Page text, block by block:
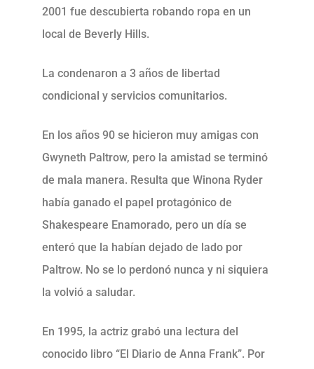
2001 fue descubierta robando ropa en un
local de Beverly Hills.
La condenaron a 3 años de libertad
condicional y servicios comunitarios.
En los años 90 se hicieron muy amigas con
Gwyneth Paltrow, pero la amistad se terminó
de mala manera. Resulta que Winona Ryder
había ganado el papel protagónico de
Shakespeare Enamorado, pero un día se
enteró que la habían dejado de lado por
Paltrow. No se lo perdonó nunca y ni siquiera
la volvió a saludar.
En 1995, la actriz grabó una lectura del
conocido libro “El Diario de Anna Frank”. Por